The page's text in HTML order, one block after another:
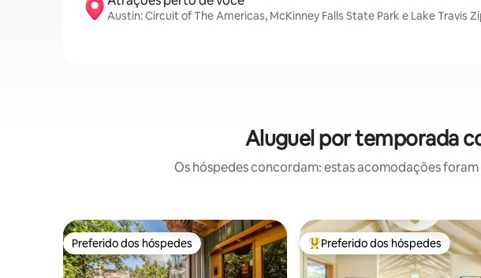
Austin: Circuit of The Americas, McKinney Falls State Park e Lake
Aluguel por temporada
Os hóspedes concordam: estas acomodações
Preferido dos hóspedes
Preferido dos hóspedes Entre os melhores preferidos dos
Preferido dos hóspedes